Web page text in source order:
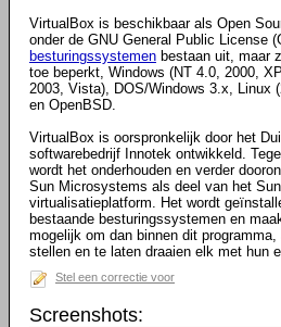
VirtualBox is beschikbaar als Open
onder de GNU General Public License
besturingssystemen bestaan uit, maar
toe beperkt, Windows (NT 4.0, 2000,
2003, Vista), DOS/Windows 3.x, Linux
en OpenBSD.
VirtualBox is oorspronkelijk door het
softwarebedrijf Innotek ontwikkeld.
wordt het onderhouden en verder
Sun Microsystems als deel van het
virtualisatieplatform. Het wordt
bestaande besturingssystemen en
mogelijk om dan binnen dit
stellen en te laten draaien elk met hun
Stel een correctie voor
Screenshots: